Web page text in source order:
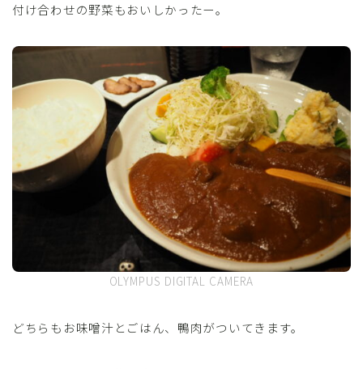
付け合わせの野菜もおいしかったー。
OLYMPUS DIGITAL CAMERA
どちらもお味噌汁とごはん、鴨肉がついてきます。